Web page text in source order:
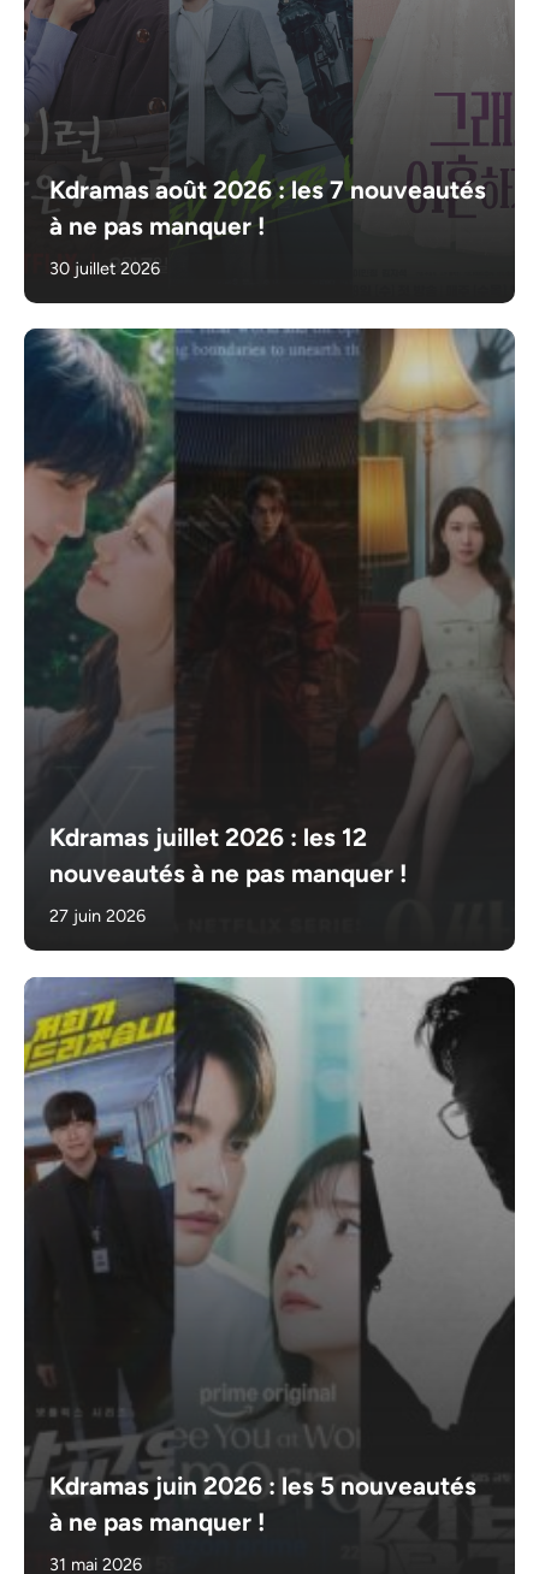
Kdramas août 2026 : les 7 nouveautés
à ne pas manquer !
30 juillet 2026
Kdramas juillet 2026 : les 12
nouveautés à ne pas manquer !
27 juin 2026
Kdramas juin 2026 : les 5 nouveautés
à ne pas manquer !
31 mai 2026